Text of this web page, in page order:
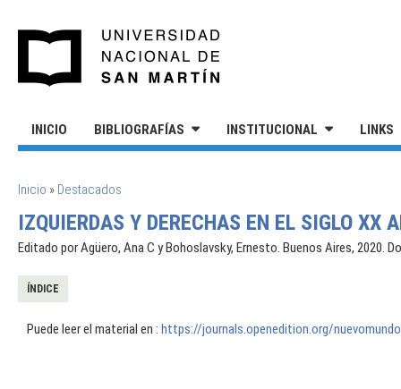
INICIO BIBLIOGRAFÍAS INSTITUCIONAL LINKS
SE ENCUENTRA USTED AQUÍ
Inicio » Destacados
IZQUIERDAS Y DERECHAS EN EL SIGLO XX
Editado por Agüero, Ana C y Bohoslavsky, Ernesto. Buenos Aires, 2020.
ÍNDICE
Puede leer el material en : https://journals.openedition.org/